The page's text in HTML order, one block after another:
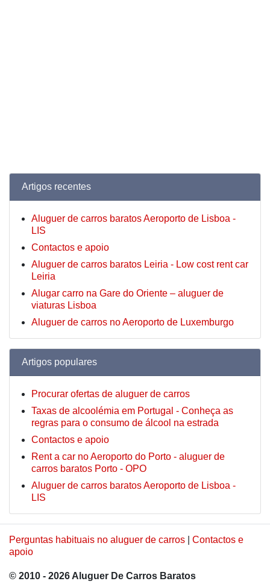
Artigos recentes
Aluguer de carros baratos Aeroporto de Lisboa -
LIS
Contactos e apoio
Aluguer de carros baratos Leiria - Low cost rent car
Leiria
Alugar carro na Gare do Oriente – aluguer de
viaturas Lisboa
Aluguer de carros no Aeroporto de Luxemburgo
Artigos populares
Procurar ofertas de aluguer de carros
Taxas de alcoolémia em Portugal - Conheça as
regras para o consumo de álcool na estrada
Contactos e apoio
Rent a car no Aeroporto do Porto - aluguer de
carros baratos Porto - OPO
Aluguer de carros baratos Aeroporto de Lisboa -
LIS
Perguntas habituais no aluguer de carros
Contactos e
apoio
© 2010 - 2026 Aluguer De Carros Baratos